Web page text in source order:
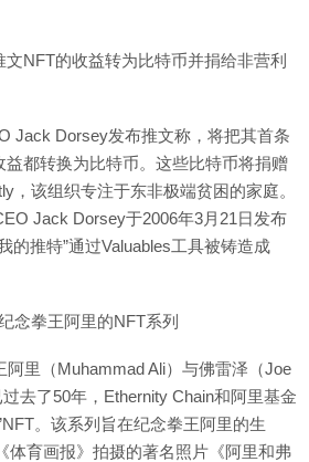
文NFT的收益转为比特币并捐给非营利
Jack Dorsey发布推文称，将把其首条
都转换为比特币。这些比特币将捐赠
，该组织专注于东非极端贫困的家庭。
Jack Dorsey于2006年3月21日发布
的推特”通过Valuables工具被铸造成
念拳王阿里的NFT系列
里（Muhammad Ali）与佛雷泽（Joe
过去了50年，Ethernity Chain和阿里基金
。该系列旨在纪念拳王阿里的生
体育画报》拍摄的著名照片《阿里和弗